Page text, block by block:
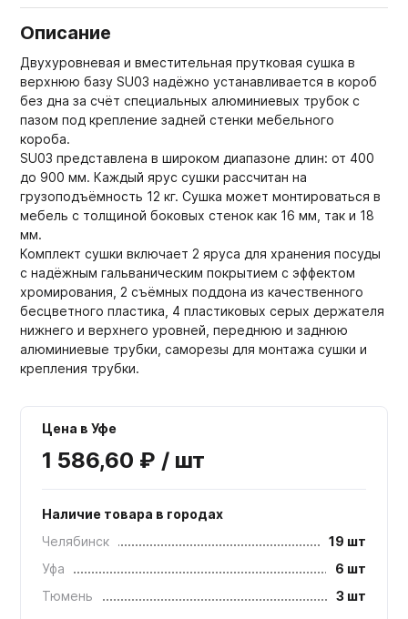
Описание
Двухуровневая и вместительная прутковая сушка в
верхнюю базу SU03 надёжно устанавливается в короб
без дна за счёт специальных алюминиевых трубок с
пазом под крепление задней стенки мебельного
короба.
SU03 представлена в широком диапазоне длин: от 400
до 900 мм. Каждый ярус сушки рассчитан на
грузоподъёмность 12 кг. Сушка может монтироваться в
мебель с толщиной боковых стенок как 16 мм, так и 18
мм.
Комплект сушки включает 2 яруса для хранения посуды
с надёжным гальваническим покрытием с эффектом
хромирования, 2 съёмных поддона из качественного
бесцветного пластика, 4 пластиковых серых держателя
нижнего и верхнего уровней, переднюю и заднюю
алюминиевые трубки, саморезы для монтажа сушки и
крепления трубки.
Цена в Уфе
1 586,60 ₽ / шт
Наличие товара в городах
Челябинск
19 шт
Уфа
6 шт
Тюмень
3 шт